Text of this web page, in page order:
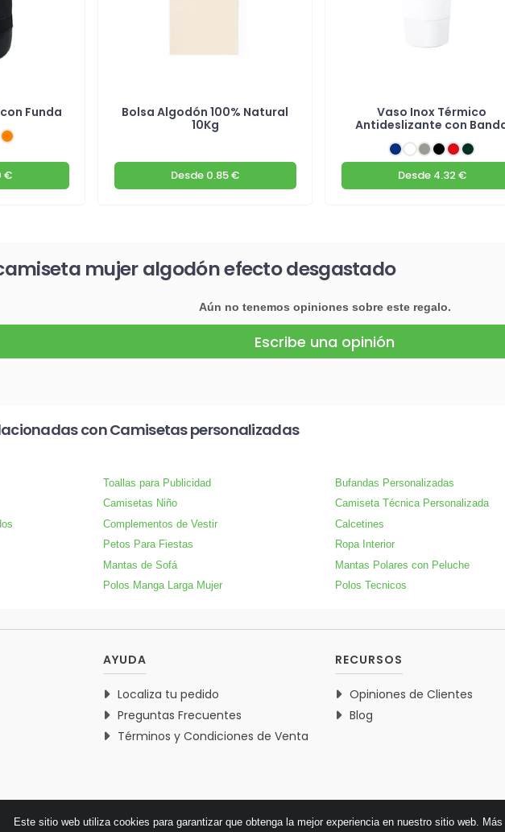
Funda
€
Bolsa Algodón 100% Natural
10Kg
Desde 0.85 €
Vaso Inox Térmico
Antideslizante con
Desde4.32 €
mujer algodón efecto desgastado
Aún no tenemos opiniones sobre este regalo.
Escribe una opinión
con Camisetas personalizadas
Toallas para Publicidad
Bufandas Personalizadas
Camisetas Niño
Camiseta Técnica Personalizada
Complementos de Vestir
Calcetines
Petos Para Fiestas
Ropa Interior
Mantas de Sofá
Mantas Polares con Peluche
Polos Manga Larga Mujer Polos Tecnicos
AYUDA
Localiza tu pedido
Preguntas Frecuentes
Términos y Condiciones de Venta
RECURSOS
Opiniones de Clientes
Blog
Este sitio web utiliza cookies para garantizar que obtenga la mejor experiencia en nuestro sitio web.